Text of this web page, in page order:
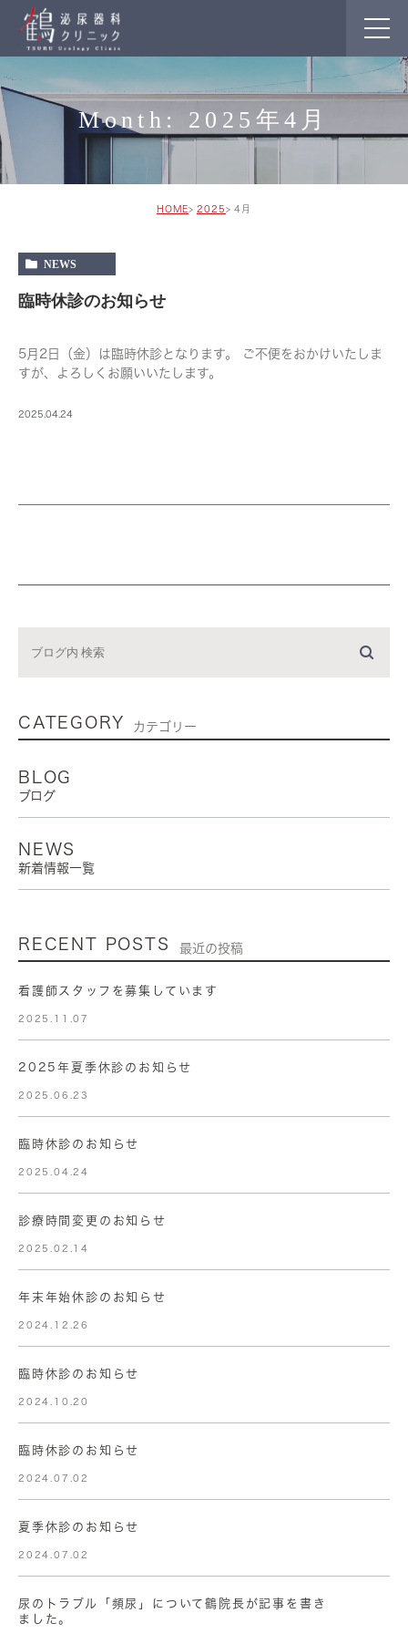
Month: 2025年4月
HOME 2025 4月
NEWS
臨時休診のお知らせ
5月2日（金）は臨時休診となります。 ご不便をおかけいたしま
すが、よろしくお願いいたします。
2025.04.24
CATEGORY カテゴリー
BLOG
ブログ
NEWS
新着情報一覧
RECENT POSTS 最近の投稿
看護師スタッフを募集しています
2025.11.07
2025年夏季休診のお知らせ
2025.06.23
臨時休診のお知らせ
2025.04.24
診療時間変更のお知らせ
2025.02.14
年末年始休診のお知らせ
2024.12.26
臨時休診のお知らせ
2024.10.20
臨時休診のお知らせ
2024.07.02
夏季休診のお知らせ
2024.07.02
尿のトラブル「頻尿」について鶴院長が記事を書き
ました。